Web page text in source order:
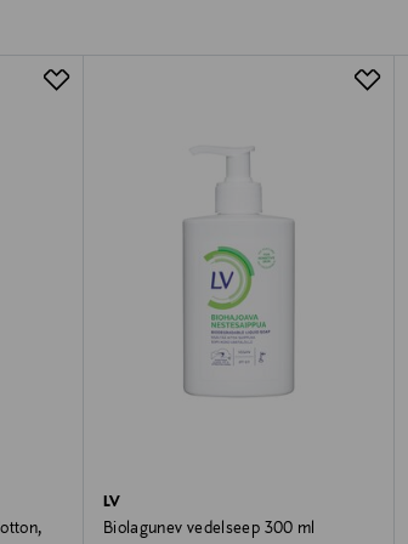
LV
Biolagunev vedelseep 300 ml